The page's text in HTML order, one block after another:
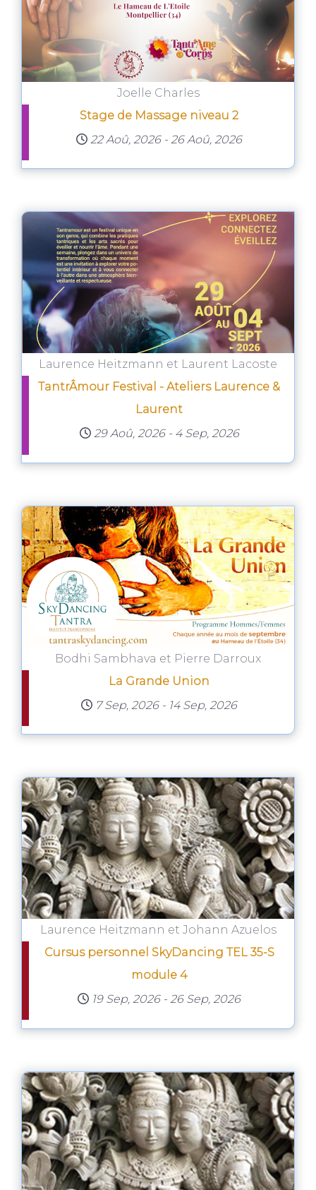
Joelle Charles
Stage de Massage niveau 2
22 Aoû, 2026 - 26 Aoû, 2026
Laurence Heitzmann et Laurent Lacoste
TantrÂmour Festival - Ateliers Laurence &
Laurent
29 Aoû, 2026 - 4 Sep, 2026
Bodhi Sambhava et Pierre Darroux
La Grande Union
7 Sep, 2026 - 14 Sep, 2026
Laurence Heitzmann et Johann Azuelos
Cursus personnel SkyDancing TEL 35-S
module 4
19 Sep, 2026 - 26 Sep, 2026